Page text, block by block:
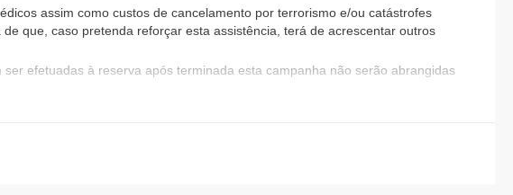
assim como custos de cancelamento por terrorismo e/ou catástrofes
que, caso pretenda reforçar esta assistência, terá de acrescentar outros
efetuadas à reserva após terminada esta campanha não serão abrangidas